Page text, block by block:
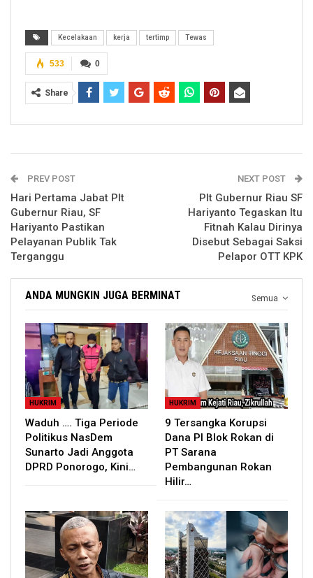
Kecelakaan kerja tertimp Tewas
0
533
Share
PREV POST
Hari Pertama Jabat Plt
Gubernur Riau, SF
Hariyanto Pastikan
Pelayanan Publik Tak
Terganggu
NEXT POST
Plt Gubernur Riau SF
Hariyanto Tegaskan Itu
Fitnah Kalau Dirinya
Disebut Sebagai Saksi
Pelapor OTT KPK
Semua
ANDA MUNGKIN JUGA BERMINAT
HUKRIM
Waduh …. Tiga Periode
Politikus NasDem
Sunarto Jadi Anggota
DPRD Ponorogo, Kini…
HUKRIM
9 Tersangka Korupsi
Dana PI Blok Rokan di
PT Sarana
Pembangunan Rokan
Hilir…